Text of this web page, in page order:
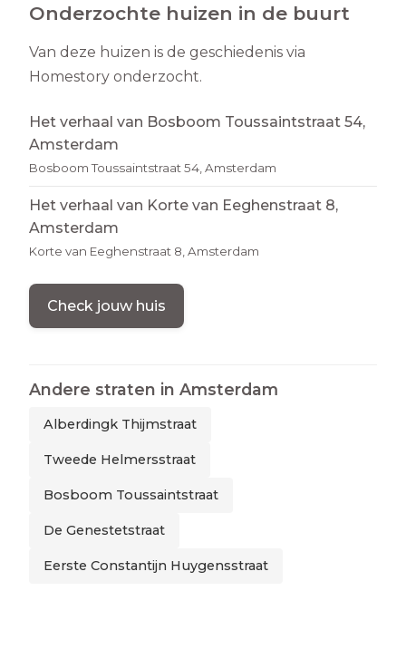
Onderzochte huizen in de buurt
Van deze huizen is de geschiedenis via
Homestory onderzocht.
Het verhaal van Bosboom Toussaintstraat 54,
Amsterdam
Bosboom Toussaintstraat 54, Amsterdam
Het verhaal van Korte van Eeghenstraat 8,
Amsterdam
Korte van Eeghenstraat 8, Amsterdam
Check jouw huis
Andere straten in Amsterdam
Alberdingk Thijmstraat
Tweede Helmersstraat
Bosboom Toussaintstraat
De Genestetstraat
Eerste Constantijn Huygensstraat